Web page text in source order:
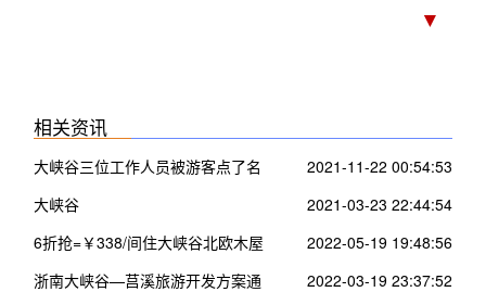
▼
相关资讯
大峡谷三位工作人员被游客点了名
2021-11-22 00:54:53
大峡谷
2021-03-23 22:44:54
6折抢=￥338/间住大峡谷北欧木屋
~看200米瀑布 空中走钢索
2022-05-19 19:48:56
浙南大峡谷—莒溪旅游开发方案通
2022-03-19 23:37:52